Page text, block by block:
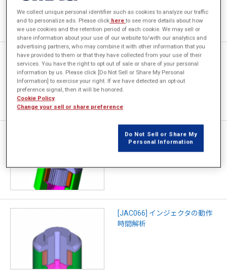
[JAC245] インジェクタ制御と
渦電流の影響
[JAC116] 渦電流の低減を検討
したインジェクタの動作時間解
[JAC066] インジェクタの動作
時間解析
We collect unique personal identifier such as cookies to analyze our traffic
and to personalize ads. Please click hereto see more details about how
we use cookies and the retention period of each cookie. We may sell or
share information about your use of our website to/with our analytics and
advertising partners, who may combine it with other information that you
have provided to them or that they have collected from your use of their
services. You have the right to opt out of sale or share of your personal
information by us. Please click [Do Not Sell or Share My Personal
Information] to exercise your right. If we have detected an opt-out
preference signal, then it will be honored.
Cookie Policy
Change your sell or share preference
Do Not Sell or Share My
Personal Information